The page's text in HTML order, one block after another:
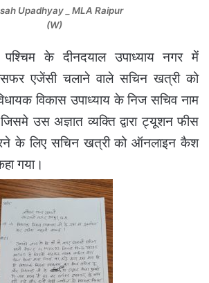
Upadhyay _ MLA Raipur
(W)
पश्चिम के दीनदयाल उपाध्याय नगर में
एजेंसी चलाने वाले सचिन खत्री को
विधायक विकास उपाध्याय के निज सचिव नाम
उस अज्ञात व्यक्ति द्वारा ट्यूशन फीस
के लिए सचिन खत्री को ऑनलाइन कैश
गया।